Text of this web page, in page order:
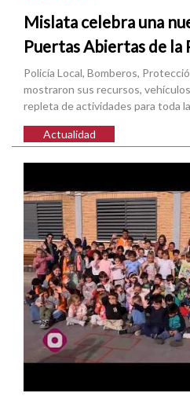
Mislata celebra una
Puertas Abiertas de la
Policía Local, Bomberos,
mostraron sus recursos,
repleta de actividades para toda
Actualidad